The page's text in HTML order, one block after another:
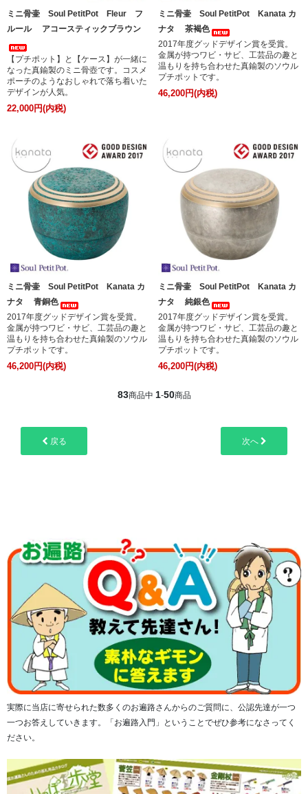
ミニ骨壷 Soul PetitPot Fleur フ
ルール アコースティックブラウン
【プチポット】と【ケース】が一緒に
なった真鍮製のミニ骨壺です。コスメ
ポーチのようなおしゃれで落ち着いた
デザインが人気。
22,000円(内税)
ミニ骨壷 Soul PetitPot Kanata カ
ナタ 茶褐色
2017年度グッドデザイン賞を受賞。
金属が持つワビ・サビ、工芸品の趣と
温もりを持ち合わせた真鍮製のソウル
プチポットです。
46,200円(内税)
ミニ骨壷 Soul PetitPot Kanata カ
ナタ 青銅色
2017年度グッドデザイン賞を受賞。
金属が持つワビ・サビ、工芸品の趣と
温もりを持ち合わせた真鍮製のソウル
プチポットです。
46,200円(内税)
ミニ骨壷 Soul PetitPot Kanata カ
ナタ 純銀色
2017年度グッドデザイン賞を受賞。
金属が持つワビ・サビ、工芸品の趣と
温もりを持ち合わせた真鍮製のソウル
プチポットです。
46,200円(内税)
83商品中 1-50商品
戻る 次へ
実際に当店に寄せられた数多くのお遍路さんからのご質問に、公認先達が一つ
一つお答えしていきます。「お遍路入門」ということでぜひ参考になさってく
ださい。